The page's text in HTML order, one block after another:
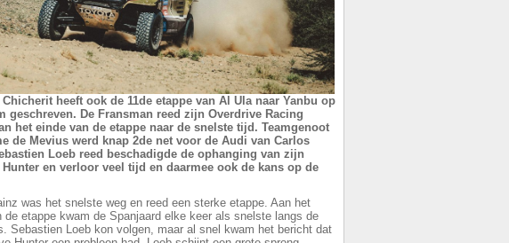
heeft ook de 11de etappe van Al Ula naar Yanbu op
geschreven. De Fransman reed zijn Overdrive Racing
het einde van de etappe naar de snelste tijd. Teamgenoot
de Mevius werd knap 2de net voor de Audi van Carlos
Loeb reed beschadigde de ophanging van zijn
en verloor veel tijd en daarmee ook de kans op de
was het snelste weg en reed een sterke etappe. Aan het
de etappe kwam de Spanjaard elke keer als snelste langs de
Sebastien Loeb kon volgen, maar al snel kwam het bericht dat